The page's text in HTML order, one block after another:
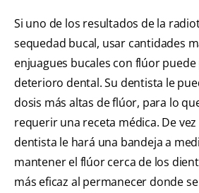
Si uno de los resultados de la
sequedad bucal, usar cantidades
enjuagues bucales con flúor
deterioro dental. Su dentista le
dosis más altas de flúor, para lo
requerir una receta médica. De
dentista le hará una bandeja a
mantener el flúor cerca de los
más eficaz al permanecer donde